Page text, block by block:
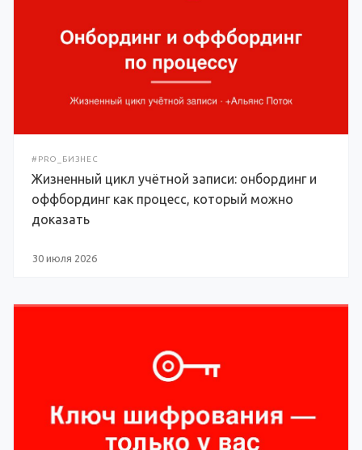
#PRO_БИЗНЕС
Жизненный цикл учётной записи: онбординг и
оффбординг как процесс, который можно
доказать
30 июля 2026